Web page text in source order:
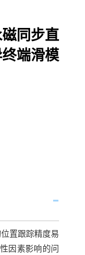
同步直
端滑模
置跟踪精度易
因素影响的问